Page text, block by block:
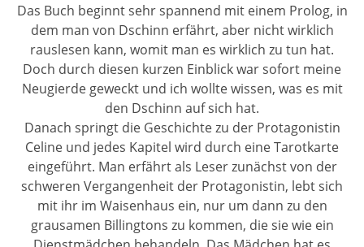
Das Buch beginnt sehr spannend mit einem Prolog, in
dem man von Dschinn erfährt, aber nicht wirklich
rauslesen kann, womit man es wirklich zu tun hat.
Doch durch diesen kurzen Einblick war sofort meine
Neugierde geweckt und ich wollte wissen, was es mit
den Dschinn auf sich hat.
Danach springt die Geschichte zu der Protagonistin
Celine und jedes Kapitel wird durch eine Tarotkarte
eingeführt. Man erfährt als Leser zunächst von der
schweren Vergangenheit der Protagonistin, lebt sich
mit ihr im Waisenhaus ein, nur um dann zu den
grausamen Billingtons zu kommen, die sie wie ein